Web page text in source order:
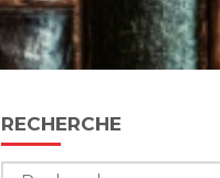
Blog
sidebar
RECHERCHE
Rechercher :